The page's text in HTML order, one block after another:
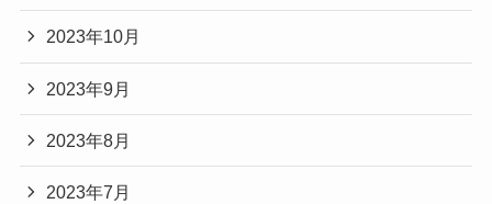
2023年10月
2023年9月
2023年8月
2023年7月